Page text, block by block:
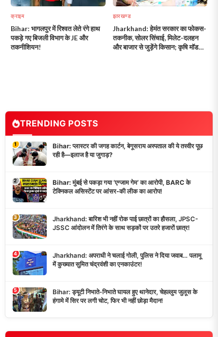
क्राइम
Bihar: भागलपुर में रिश्वत लेते रंगे हाथ
पकड़े गए बिजली विभाग के JE और
तकनीशियन!
झारखण्ड
Jharkhand: हेमंत सरकार का फोकस-
तकनीक, सोलर सिंचाई, मिलेट-दलहन
और बाजार से जुड़ेंगे किसान; कृषि मॉडल
TRENDING POSTS
1
Bihar: प्लास्टर की जगह कार्टन, बेगूसराय अस्पताल की ये तस्वीर पूछ
रही है—इलाज है या जुगाड़?
2
Bihar: मुंबई से पकड़ा गया ‘एग्जाम गेम’ का आरोपी, BARC के
टेक्निकल असिस्टेंट पर आंसर-की लीक का आरोप!
3
Jharkhand: बारिश भी नहीं रोक पाई छात्रों का हौसला, JPSC-
JSSC आंदोलन में तिरंगे के साथ सड़कों पर उतरे हजारों छात्र!
4
Jharkhand: अपराधी ने चलाई गोली, पुलिस ने दिया जवाब… पलामू
में कुख्यात सुमित चंद्रवंशी का एनकाउंटर!
5
Bihar: ड्यूटी निभाते-निभाते घायल हुए थानेदार, चेहल्लुम जुलूस के
हंगामे में सिर पर लगी चोट, फिर भी नहीं छोड़ा मैदान!